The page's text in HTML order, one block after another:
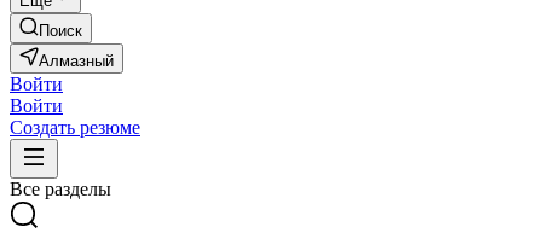
Поиск
Алмазный
Войти
Войти
Создать резюме
Все разделы